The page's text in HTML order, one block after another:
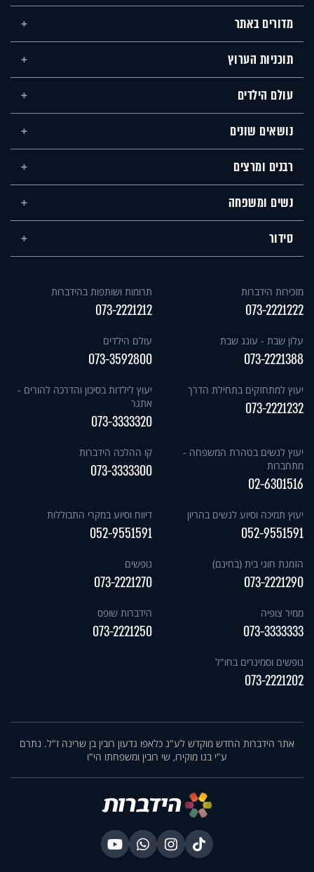
מדורים באתר
תוכניות הערוץ
עולם הילדים
נושאים שונים
רבנים ומרצים
נשים ומשפחה
סידור
מזכירות הידברות
073-2221222
תרומות ושותפות בהידברות
073-2221212
עלון שבת - עונג שבת
073-2221388
עולם הילדים
073-3592800
יעוץ למתחזקים בתחילת הדרך
073-2221232
יעוץ לילדות בסיכון והדרכה להורים -
אתגר
073-3333320
יעוץ לנשים בטהרת המשפחה -
מתחברות
02-6301516
קו ההלכה הידברות
073-3333300
יעוץ תמיכה וסיוע לנשים בהריון
052-9551591
דיווח וסיוע במקרי התבוללות
052-9551591
הזמנת חוגי בית (בחינם)
073-2221290
נופשים
073-2221270
ממיר צופיה
073-3333333
הידברות שופס
073-2221250
נופשים וסמינרים בחו"ל
073-2221202
אתר הידברות החדש מוקדש לע"נ כלאפו גדעון רובין בן שרינה ז"ל. נתרם
ע"י בנו מוקירו, שי רובין ומשפחתו הי"ו